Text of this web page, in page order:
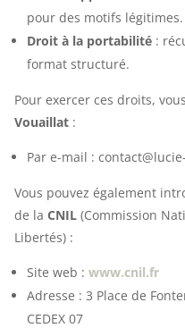
pour des motifs légitimes.
Droit à la portabilité:
format structuré.
Pour exercer ces droits,
Vouaillat:
Par e-mail :
Vous pouvez également
de la CNIL(Commission
Libertés) :
Site web : www.cnil.fr
Adresse : 3 Place de
CEDEX 07